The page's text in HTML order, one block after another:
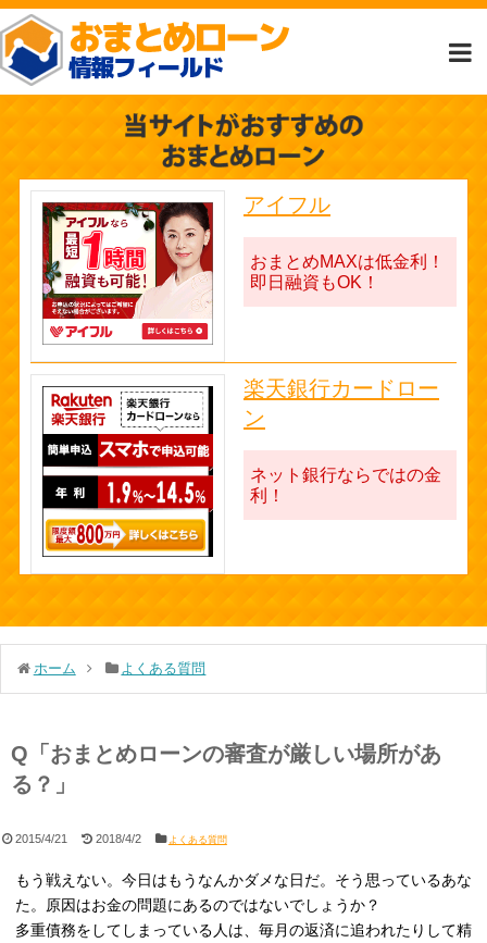
アイフル
おまとめMAXは低金利！
即日融資もOK！
楽天銀行カードロー
ン
ネット銀行ならではの金
利！
ホーム よくある質問
Q「おまとめローンの審査が厳しい場所があ
る？」
2015/4/21 2018/4/2 よくある質問
もう戦えない。今日はもうなんかダメな日だ。そう思っているあな
た。原因はお金の問題にあるのではないでしょうか？
多重債務をしてしまっている人は、毎月の返済に追われたりして精